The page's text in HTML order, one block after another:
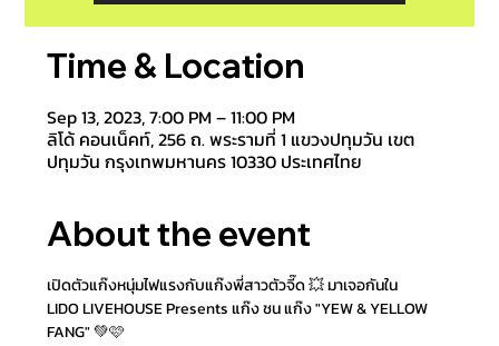
Time & Location
Sep 13, 2023, 7:00 PM – 11:00 PM
ลิโด้ คอนเน็คท์, 256 ถ. พระรามที่ 1 แขวงปทุมวัน เขต
ปทุมวัน กรุงเทพมหานคร 10330 ประเทศไทย
About the event
เปิดตัวแก๊งหนุ่มไฟแรงกับแก๊งพี่สาวตัวจี๊ด 💥 มาเจอกันใน
LIDO LIVEHOUSE Presents แก๊ง ชน แก๊ง "YEW & YELLOW
FANG" 💚🩷